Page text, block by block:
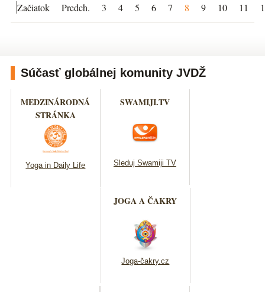
Začiatok Predch. 3 4 5 6 7 8 9 10 11
Súčasť globálnej komunity JVDŽ
MEDZINÁRODNÁ
STRÁNKA
Yoga in Daily Life
SWAMIJI.TV
Sleduj Swamiji TV
JOGA A ČAKRY
Joga-čakry.cz